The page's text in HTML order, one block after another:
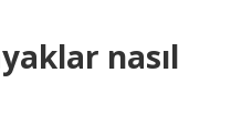
nasıl